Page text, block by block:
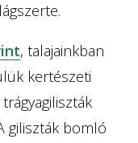
, talajainkban
kertészeti
giliszták bomló